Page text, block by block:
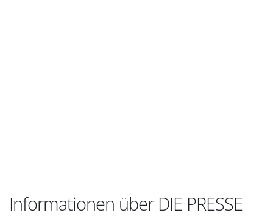
Informationen über DIE PRESSE